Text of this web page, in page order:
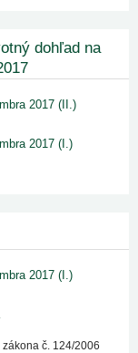
dohľad na
2017 (II.)
2017 (I.)
2017 (I.)
č. 124/2006